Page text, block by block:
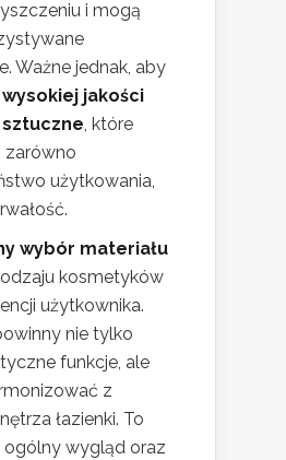
i mogą
Ważne jednak, aby
wysokiej jakości
, które
zarówno
użytkowania,
wybór materiału
kosmetyków
użytkownika.
nie tylko
funkcje, ale
z
łazienki. To
ogólny wygląd oraz